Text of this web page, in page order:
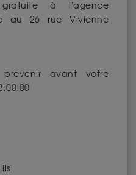
à l'agence
au 26 rue Vivienne
avant votre